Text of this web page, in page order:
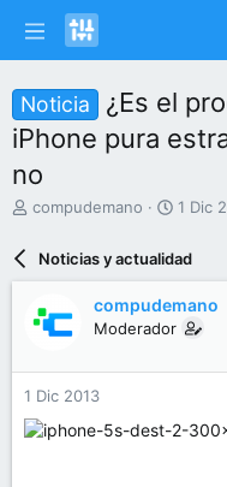
Noticia
¿Es el
iPhone pura
no
I
a
r
d
e
l
compudemano
F
h
d
e
n
c
1 Dic
Noticias y actualidad
compudemano
Moderador
1 Dic 2013